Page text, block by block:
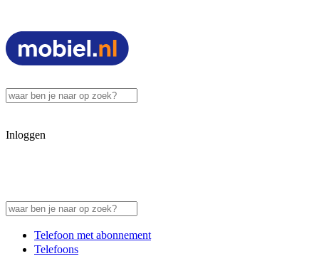
Inloggen
Telefoon met abonnement
Telefoons